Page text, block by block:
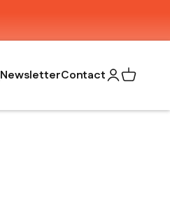
NewsletterContactOuvrir le
Voir mon